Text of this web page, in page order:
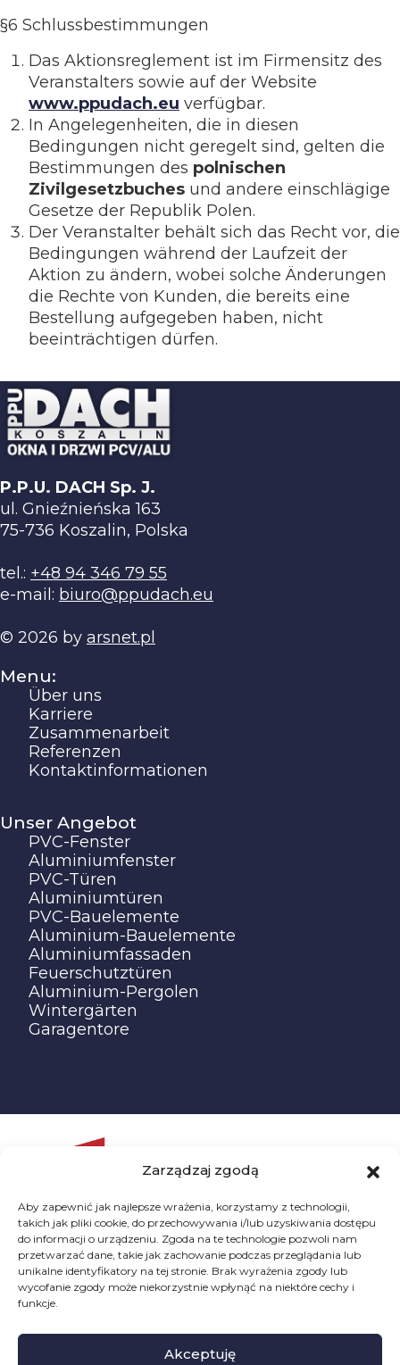
Zarządzaj zgodą
Aby zapewnić jak najlepsze wrażenia, korzystamy z technologii,
takich jak pliki cookie, do przechowywania i/lub uzyskiwania dostępu
do informacji o urządzeniu. Zgoda na te technologie pozwoli nam
przetwarzać dane, takie jak zachowanie podczas przeglądania lub
unikalne identyfikatory na tej stronie. Brak wyrażenia zgody lub
wycofanie zgody może niekorzystnie wpłynąć na niektóre cechy i
funkcje.
Akceptuję
§6 Schlussbestimmungen
Das Aktionsreglement ist im Firmensitz des
Veranstalters sowie auf der Website
www.ppudach.eu verfügbar.
In Angelegenheiten, die in diesen
Bedingungen nicht geregelt sind, gelten die
Bestimmungen des polnischen
Zivilgesetzbuches und andere einschlägige
Gesetze der Republik Polen.
Der Veranstalter behält sich das Recht vor, die
Bedingungen während der Laufzeit der
Aktion zu ändern, wobei solche Änderungen
die Rechte von Kunden, die bereits eine
Bestellung aufgegeben haben, nicht
beeinträchtigen dürfen.
P.P.U. DACH Sp. J.
ul. Gnieźnieńska 163
75-736 Koszalin, Polska
tel.: +48 94 346 79 55
e-mail: biuro@ppudach.eu
© 2026 by arsnet.pl
Menu:
Über uns
Karriere
Zusammenarbeit
Referenzen
Kontaktinformationen
Unser Angebot
PVC-Fenster
Aluminiumfenster
PVC-Türen
Aluminiumtüren
PVC-Bauelemente
Aluminium-Bauelemente
Aluminiumfassaden
Feuerschutztüren
Aluminium-Pergolen
Wintergärten
Garagentore